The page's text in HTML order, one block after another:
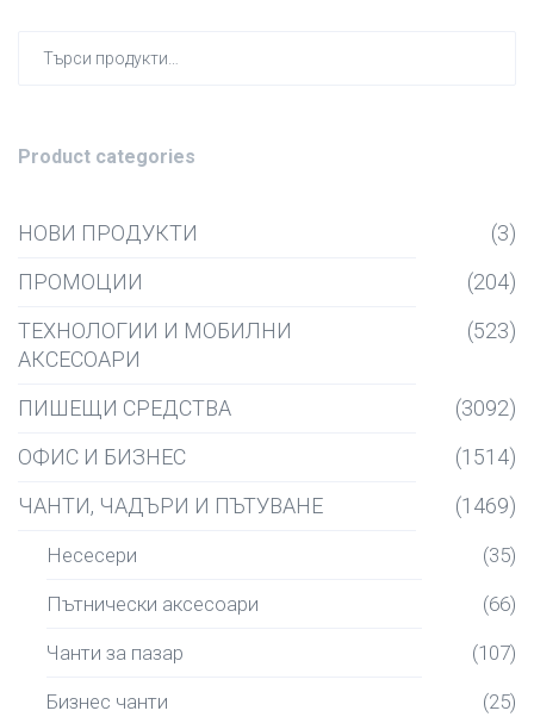
Product categories
НОВИ ПРОДУКТИ
(3)
ПРОМОЦИИ
(204)
ТЕХНОЛОГИИ И МОБИЛНИ
АКСЕСОАРИ
(523)
ПИШЕЩИ СРЕДСТВА
(3092)
ОФИС И БИЗНЕС
(1514)
ЧАНТИ, ЧАДЪРИ И ПЪТУВАНЕ
(1469)
Несесери (35)
Пътнически аксесоари (66)
Чанти за пазар (107)
Бизнес чанти (25)